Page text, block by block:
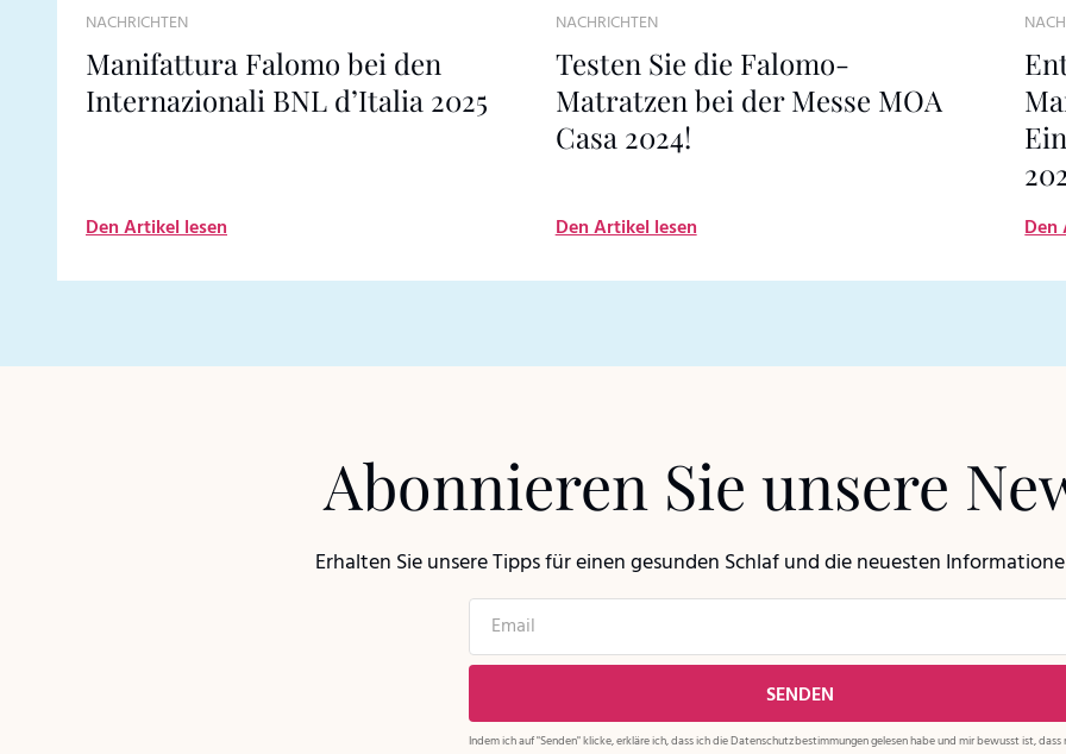
NACHRICHTEN
Manifattura Falomo bei den
Internazionali BNL d’Italia 2025
Den Artikel lesen
NACHRICHTEN
Testen Sie die Falomo-
Matratzen bei der Messe MOA
Casa 2024!
Den Artikel lesen Den
Abonnieren Sie unsere
Erhalten Sie unsere Tipps für einen gesunden Schlaf und die neuesten
Indem ich auf "Senden" klicke, erkläre ich, dass ich dieDatenschutzbestimmungengelesen habe und mir bewusst ist,